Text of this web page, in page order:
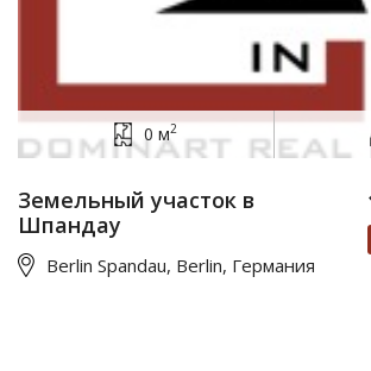
0 м2
Земельный участок в
Шпандау
Berlin Spandau, Berlin, Германия